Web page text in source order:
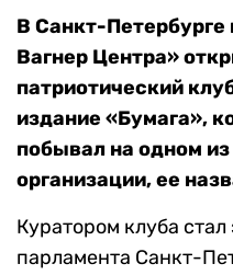
В Санкт-
Вагнер Центра»
патриотический
издание «Бумага»,
побывал на одном
организации, ее
Куратором клуба
парламента Санкт-